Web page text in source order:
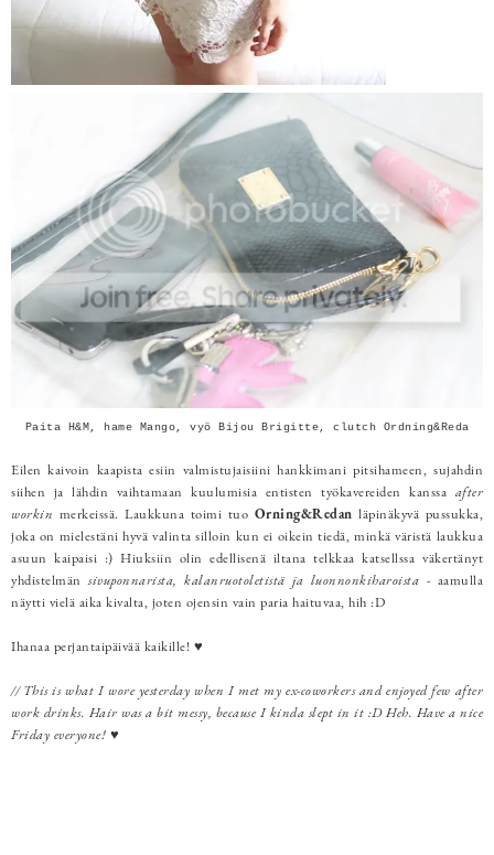
Paita H&M, hame Mango, vyö Bijou Brigitte, clutch Ordning&Reda
Eilen kaivoin kaapista esiin valmistujaisiini hankkimani pitsihameen, sujahdin
siihen ja lähdin vaihtamaan kuulumisia entisten työkavereiden kanssa after
workin merkeissä. Laukkuna toimi tuo Orning&Redan läpinäkyvä pussukka,
joka on mielestäni hyvä valinta silloin kun ei oikein tiedä, minkä väristä laukkua
asuun kaipaisi :) Hiuksiin olin edellisenä iltana telkkaa katsellssa väkertänyt
yhdistelmänsivuponnarista, kalanruotoletistä ja luonnonkiharoista - aamulla
näytti vielä aika kivalta, joten ojensin vain paria haituvaa, hih :D
Ihanaa perjantaipäivää kaikille! ♥
// This is what I wore yesterday when I met my ex-coworkers and enjoyed few after
work drinks. Hair was a bit messy, because I kinda slept in it :D Heh. Have a nice
Friday everyone! ♥